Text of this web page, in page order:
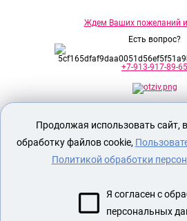
Ждем Ваших пожеланий
Есть вопрос?
+7-913-917-89-65
Секс шоп Доктор Любви
исключительно для лиц
Евразийского
ОПЛАТА И
СЕКС
Продолжая использовать сайт,
обработку файлов cookie,
Политикой обработки
Я согласен с
персональных